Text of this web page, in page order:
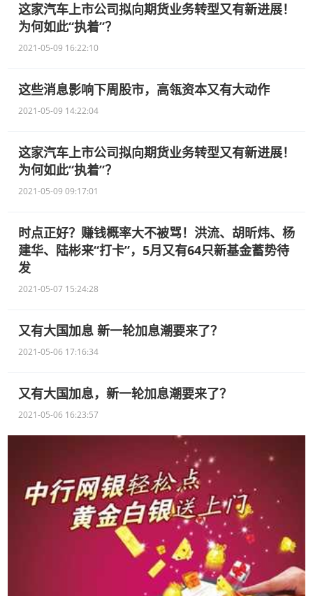
这家汽车上市公司拟向期货业务转型又有新进展！
为何如此“执着”？
2021-05-09 16:22:10
这些消息影响下周股市，高瓴资本又有大动作
2021-05-09 14:22:04
这家汽车上市公司拟向期货业务转型又有新进展！
为何如此“执着”？
2021-05-09 09:17:01
时点正好？赚钱概率大不被骂！洪流、胡昕炜、杨
建华、陆彬来“打卡”，5月又有64只新基金蓄势待
发
2021-05-07 15:24:28
又有大国加息 新一轮加息潮要来了？
2021-05-06 17:16:34
又有大国加息，新一轮加息潮要来了？
2021-05-06 16:23:57